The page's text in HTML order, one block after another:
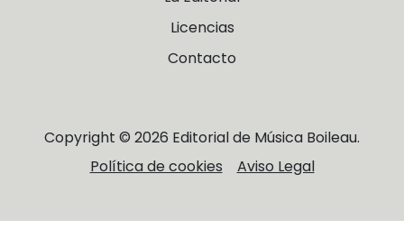
Licencias
Contacto
Copyright © 2026 Editorial de Música Boileau.
Política de cookies
Aviso Legal